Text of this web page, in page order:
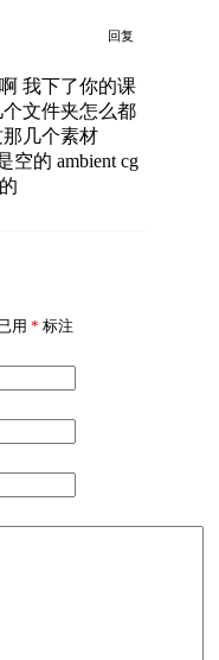
回复
我下了你的课
文件夹怎么都
几个素材
空的 ambient cg
用 * 标注